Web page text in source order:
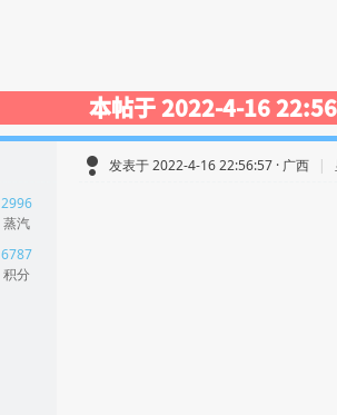
本帖于 2022-4-16
2996
蒸汽
6787
积分
发表于 2022-4-16 22:56:57 · 广西 |